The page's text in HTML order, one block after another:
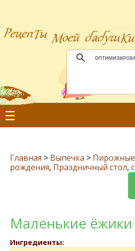
☰
Главная > Выпечка > Пирожные
рождения, Праздничный стол,
Маленькие ёжики
Ингредиенты: